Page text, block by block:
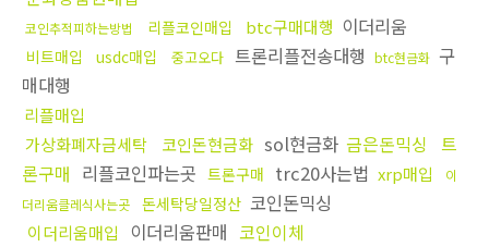
코인추적피하는방법 리플코인매입 btc구매대행 이더리움
비트매입 usdc매입 중고오다 트론리플전송대행 btc현금화 구
매대행
리플매입
가상화폐자금세탁
코인돈현금화 sol현금화 금은돈믹싱 트
론구매 리플코인파는곳 트론구매 trc20사는법 xrp매입
이
더리움클레식사는곳
돈세탁당일정산 코인돈믹싱
이더리움매입 이더리움판매 코인이체